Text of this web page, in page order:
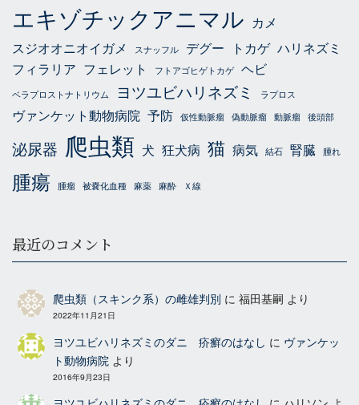
エキゾチックアニマル カメ
スジオオニオイガメ
スナッフル デグー トカゲ ハリネズミ
フィラリア フェレット フトアゴヒゲトカゲ ヘビ
ベラプロストナトリウム ヨツユビハリネズミ ラプロス
ヴァンケット動物病院 予防 仮性動脈瘤 偽動脈瘤 動脈瘤 後頭部
泌尿器 爬虫類 犬 狂犬病 猫 病気 結石 腎臓 腫れ
腫瘍 腫瘤 被嚢化血種 麻薬 麻酔 Ｘ線
最近のコメント
爬虫類（スキンク系）の雌雄判別 に福田基嗣 より
2022年11月21日
ヨツユビハリネズミのダニ 疥癬のはなし に ヴァンケッ
ト動物病院 より
2016年9月23日